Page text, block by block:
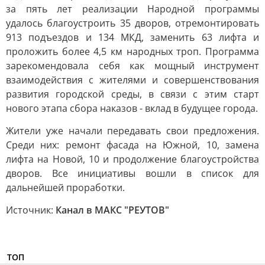
за пять лет реализации Народной программы
удалось благоустроить 35 дворов, отремонтировать
913 подъездов и 134 МКД, заменить 63 лифта и
проложить более 4,5 км народных троп. Программа
зарекомендовала себя как мощный инструмент
взаимодействия с жителями и совершенствования
развития городской среды, в связи с этим старт
нового этапа сбора наказов - вклад в будущее города.
Жители уже начали передавать свои предложения.
Среди них: ремонт фасада на Южной, 10, замена
лифта на Новой, 10 и продолжение благоустройства
дворов. Все инициативы вошли в список для
дальнейшей проработки.
Источник: Канал в МАКС "РЕУТОВ"
ТОП